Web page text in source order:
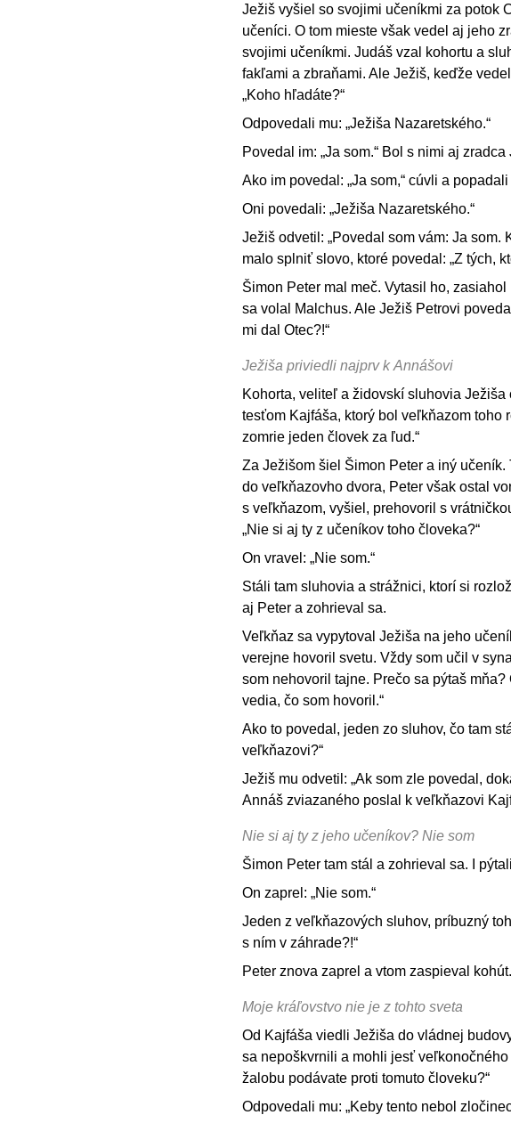
Ježiš vyšiel so svojimi učeníkmi za potok
učeníci. O tom mieste však vedel aj jeho
svojimi učeníkmi. Judáš vzal kohortu a
fakľami a zbraňami. Ale Ježiš, keďže
„Koho hľadáte?“
Odpovedali mu: „Ježiša Nazaretského.“
Povedal im: „Ja som.“ Bol s nimi aj zradca
Ako im povedal: „Ja som,“ cúvli a
Oni povedali: „Ježiša Nazaretského.“
Ježiš odvetil: „Povedal som vám: Ja som.
malo splniť slovo, ktoré povedal: „Z tých,
Šimon Peter mal meč. Vytasil ho,
sa volal Malchus. Ale Ježiš Petrovi
mi dal Otec?!“
Ježiša priviedli najprv k Annášovi
Kohorta, veliteľ a židovskí sluhovia
tesťom Kajfáša, ktorý bol veľkňazom toho
zomrie jeden človek za ľud.“
Za Ježišom šiel Šimon Peter a iný
do veľkňazovho dvora, Peter však ostal
s veľkňazom, vyšiel, prehovoril s
„Nie si aj ty z učeníkov toho človeka?“
On vravel: „Nie som.“
Stáli tam sluhovia a strážnici, ktorí si
aj Peter a zohrieval sa.
Veľkňaz sa vypytoval Ježiša na jeho
verejne hovoril svetu. Vždy som učil v
som nehovoril tajne. Prečo sa pýtaš
vedia, čo som hovoril.“
Ako to povedal, jeden zo sluhov, čo tam
veľkňazovi?“
Ježiš mu odvetil: „Ak som zle povedal,
Annáš zviazaného poslal k veľkňazovi
Nie si aj ty z jeho učeníkov? Nie som
Šimon Peter tam stál a zohrieval sa. I
On zaprel: „Nie som.“
Jeden z veľkňazových sluhov, príbuzný
s ním v záhrade?!“
Peter znova zaprel a vtom zaspieval kohút.
Moje kráľovstvo nie je z tohto sveta
Od Kajfáša viedli Ježiša do vládnej
sa nepoškvrnili a mohli jesť
žalobu podávate proti tomuto človeku?“
Odpovedali mu: „Keby tento nebol